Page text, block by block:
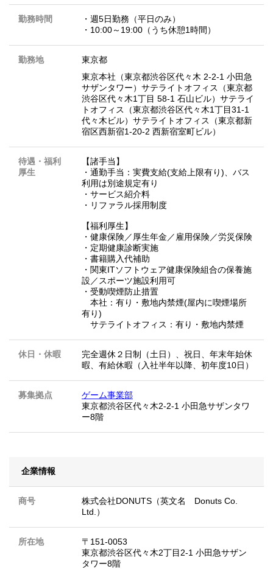
勤務時間
・週5日勤務（平日のみ）
・10:00～19:00（うち休憩1時間）
勤務地
東京都
東京本社（東京都渋谷区代々木 2-2-1 小田急
サザンタワー）サテライトオフィス（東京都
渋谷区代々木1丁目 58-1 石山ビル）サテライ
トオフィス（東京都渋谷区代々木1丁目31-1
代々木ビル）サテライトオフィス（東京都新
宿区西新宿1-20-2 西新宿室町ビル）
待遇・福利
厚生
【諸手当】
・通勤手当：実費支給(支給上限有り)、バス
利用は別途規定有り
・サービス紹介料
・リファラル採用制度
【福利厚生】
・健康保険／厚生年金／雇用保険／労災保険
・定期健康診断実施
・書籍購入代補助
・関東ITソフトウェア健康保険組合の保養施
設／スポーツ施設利用可
・受動喫煙防止措置
本社：有り・敷地内禁煙(屋内に喫煙場所
有り)
サテライトオフィス：有り・敷地内禁煙
休日・休暇
完全週休２日制（土日）、祝日、年末年始休
暇、有給休暇（入社半年以降、初年度10日）
募集拠点
ゲーム事業部
東京都渋谷区代々木2-2-1 小田急サザンタワ
ー8階
企業情報
商号
株式会社DONUTS（英文名 Donuts Co.
Ltd.）
所在地
〒151-0053
東京都渋谷区代々木2丁目2-1 小田急サザン
タワー8階